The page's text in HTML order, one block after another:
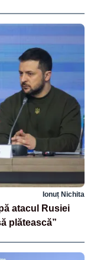
Ionuț Nichita
atacul Rusiei
plătească”